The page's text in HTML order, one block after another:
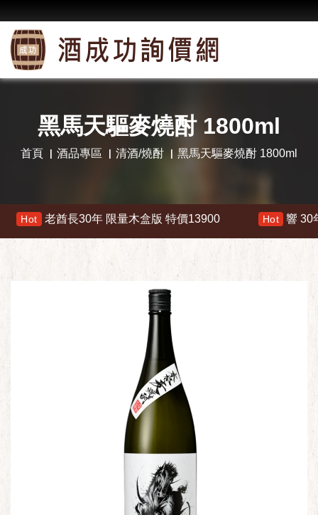
黑馬天驅麥燒酎 1800ml
首頁 酒品專區 清酒/燒酎 黑馬天驅麥燒酎 1800ml
老酋長30年 限量木盒版 特價13900 響 30年 特